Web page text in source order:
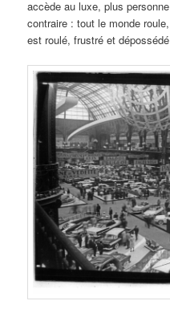
accède au luxe, plus
contraire : tout le monde
est roulé, frustré et